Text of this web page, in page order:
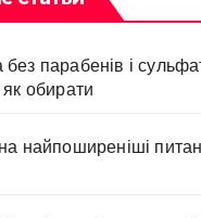
без парабенів і
як обирати
на найпоширеніші